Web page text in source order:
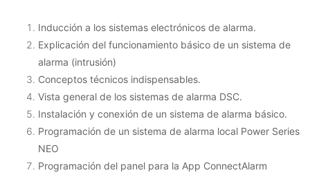
Inducción a los sistemas electrónicos de alarma.
Explicación del funcionamiento básico de un sistema de
alarma (intrusión)
Conceptos técnicos indispensables.
Vista general de los sistemas de alarma DSC.
Instalación y conexión de un sistema de alarma básico.
Programación de un sistema de alarma local Power Series
NEO
Programación del panel para la App ConnectAlarm